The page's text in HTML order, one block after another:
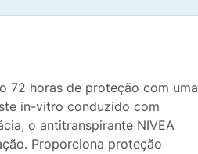
72 horas de proteção com uma
in-vitro conduzido com
o antitranspirante NIVEA
Proporciona proteção